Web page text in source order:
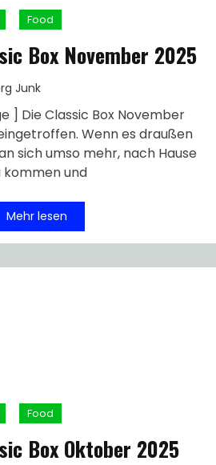
Food
Box November 2025
Junk
] Die Classic Box November
Wenn es draußen
sich umso mehr, nach Hause
kommen und
Mehr lesen
Food
Box Oktober 2025